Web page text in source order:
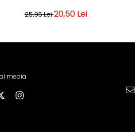
25,95 Lei20,50 Lei
media